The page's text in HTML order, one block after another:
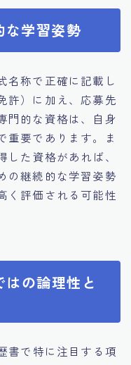
な学習姿勢
名称で正確に記載し
許）に加え、応募先
門的な資格は、自身
重要であります。ま
た資格があれば、
の継続的な学習姿勢
く評価される可能性
の論理性と
書で特に注目する項